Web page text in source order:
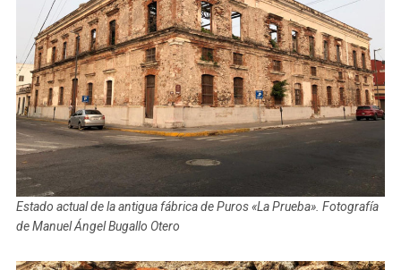
Estado actual de la antigua fábrica de Puros «La Prueba». Fotografía
de Manuel Ángel Bugallo Otero